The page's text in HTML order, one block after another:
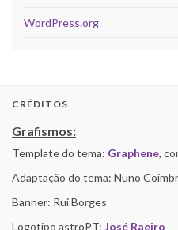
WordPress.org
CRÉDITOS
Grafismos:
Template do tema: Graphene,
Adaptação do tema: Nuno
Banner: Rui Borges
Logotipo astroPT: José Raeiro